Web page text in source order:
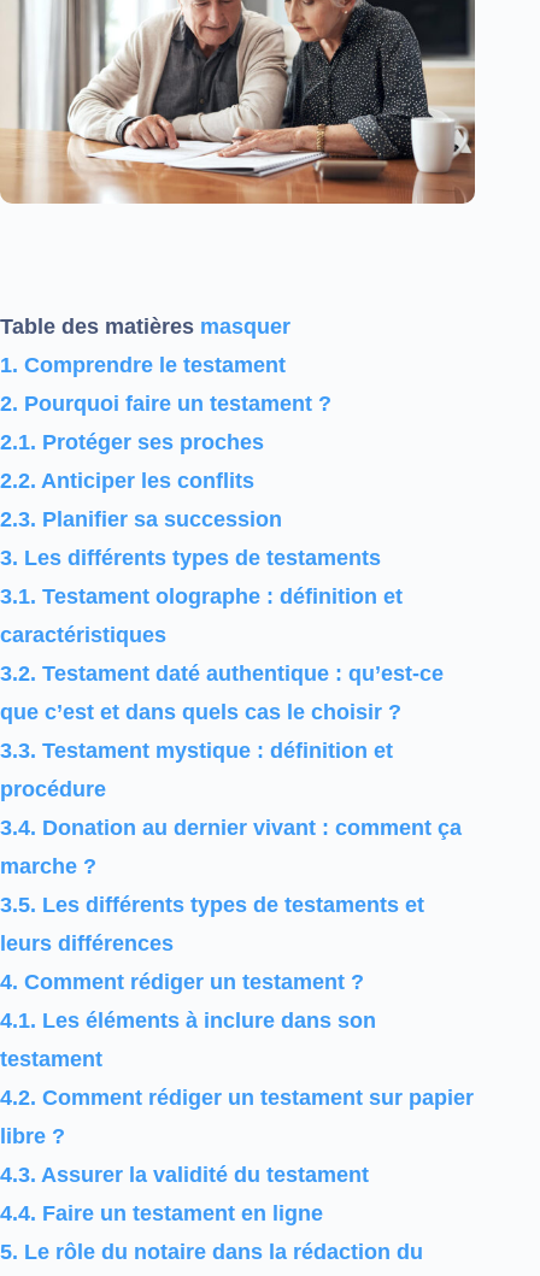
Table des matières masquer
1. Comprendre le testament
2. Pourquoi faire un testament ?
2.1. Protéger ses proches
2.2. Anticiper les conflits
2.3. Planifier sa succession
3. Les différents types de testaments
3.1. Testament olographe : définition et
caractéristiques
3.2. Testament daté authentique : qu’est-ce
que c’est et dans quels cas le choisir ?
3.3. Testament mystique : définition et
procédure
3.4. Donation au dernier vivant : comment ça
marche ?
3.5. Les différents types de testaments et
leurs différences
4. Comment rédiger un testament ?
4.1. Les éléments à inclure dans son
testament
4.2. Comment rédiger un testament sur papier
libre ?
4.3. Assurer la validité du testament
4.4. Faire un testament en ligne
5. Le rôle du notaire dans la rédaction du